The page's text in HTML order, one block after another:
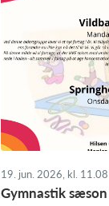
19. jun. 2026, kl. 11.08
Gymnastik